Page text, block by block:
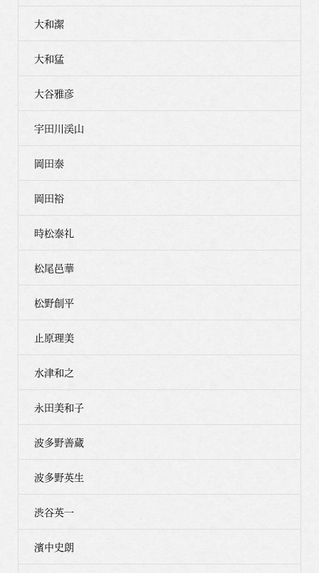
大和潔
大和猛
大谷雅彦
宇田川渓山
岡田泰
岡田裕
時松泰礼
松尾邑華
松野創平
止原理美
水津和之
永田美和子
波多野善蔵
波多野英生
渋谷英一
濱中史朗